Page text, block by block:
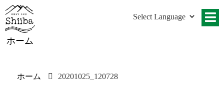
ホーム
ホーム 20201025_120728